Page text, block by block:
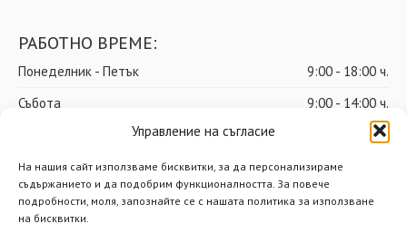
Управление на съгласие
На нашия сайт използваме бисквитки, за да персонализираме
съдържанието и да подобрим функционалността. За повече
подробности, моля, запознайте се с нашата политика за използване
на бисквитки.
РАБОТНО ВРЕМЕ:
Понеделник - Петък
9:00 - 18:00 ч.
Събота
9:00 - 14:00 ч.
почивен ден
© Мерит ООД – Всички права запазени